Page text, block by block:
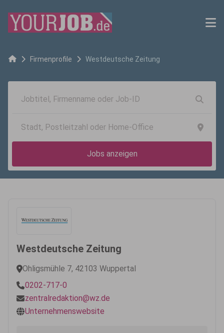
Firmenprofile Westdeutsche Zeitung
Jobs anzeigen
Westdeutsche Zeitung
Ohligsmühle 7, 42103 Wuppertal
0202-717-0
zentralredaktion@wz.de
Unternehmenswebsite